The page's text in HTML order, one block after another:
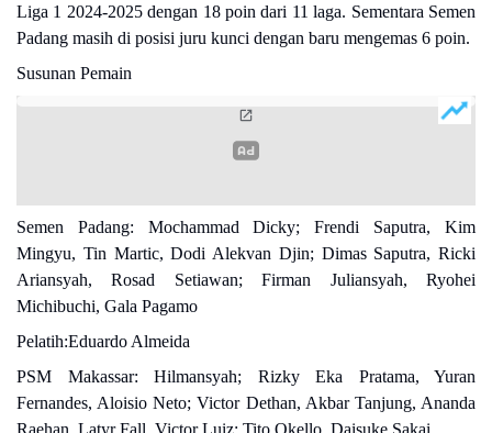
Liga 1 2024-2025 dengan 18 poin dari 11 laga. Sementara Semen
Padang masih di posisi juru kunci dengan baru mengemas 6 poin.
Susunan Pemain
Semen Padang: Mochammad Dicky; Frendi Saputra, Kim
Mingyu, Tin Martic, Dodi Alekvan Djin; Dimas Saputra, Ricki
Ariansyah, Rosad Setiawan; Firman Juliansyah, Ryohei
Michibuchi, Gala Pagamo
Pelatih:Eduardo Almeida
PSM Makassar: Hilmansyah; Rizky Eka Pratama, Yuran
Fernandes, Aloisio Neto; Victor Dethan, Akbar Tanjung, Ananda
Raehan, Latyr Fall, Victor Luiz; Tito Okello, Daisuke Sakai